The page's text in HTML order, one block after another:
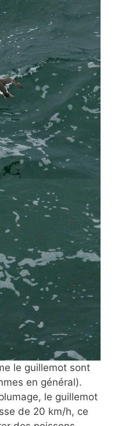
le guillemot sont
en général).
le guillemot
de 20 km/h, ce